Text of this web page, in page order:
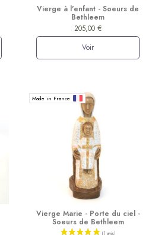
Vierge à l'enfant - Soeurs de
Bethleem
205,00 €
Voir
Made in France
Vierge Marie - Porte du ciel -
Soeurs de Bethleem